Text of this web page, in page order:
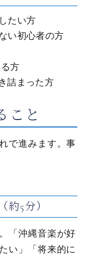
たい方
い初心者の方
方
詰まった方
こと
で進みます。事
5分）
「沖縄音楽が好
い」「将来的に